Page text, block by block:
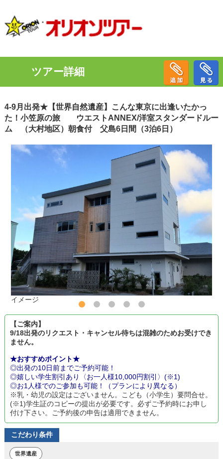
ツアー詳細
4-9月出発★【世界自然遺産】こんな東京に出逢いたかっ
た！小笠原の旅 ウエストANNEX/洋室スタンダードルー
ム （大村地区）朝食付 父島6日間（3泊6日）
イメージ
【ご案内】
9/18出発のリクエスト・キャンセル待ちは混雑のためお受けでき
ません。
★おすすめポイント★
◎出発の10日前までご予約可能！
◎嬉しい学生割引あり〈お一人様10,000円割引〉(※1)
◎お1人様でのご参加も可能！（プランにより異なる）
※乳・幼児の設定はございません。こども（小学生）要問合せ。
(※1)学生証のコピーの提出が必要です。必ずご予約時にお申し
付け下さい。ご予約後の申告は適用できません。
こだわり条件
世界遺産